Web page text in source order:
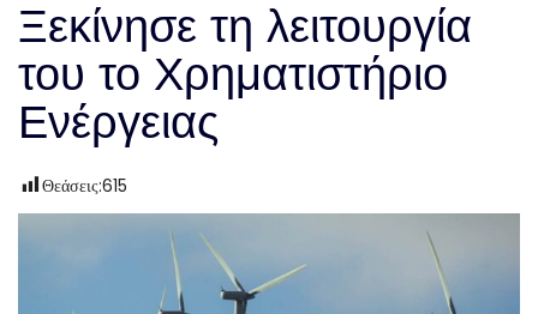
Ξεκίνησε τη λειτουργία
του το Χρηματιστήριο
Ενέργειας
Θεάσεις:615